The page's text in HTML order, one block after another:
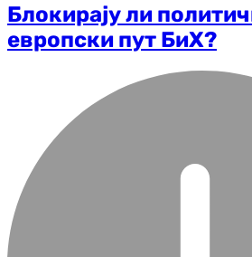
Блокирају ли
европски пут БиХ?